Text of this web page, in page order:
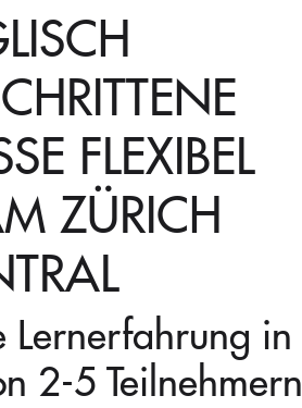
FLEXIBEL
ZÜRICH
Lernerfahrung in
2-5 Teilnehmern